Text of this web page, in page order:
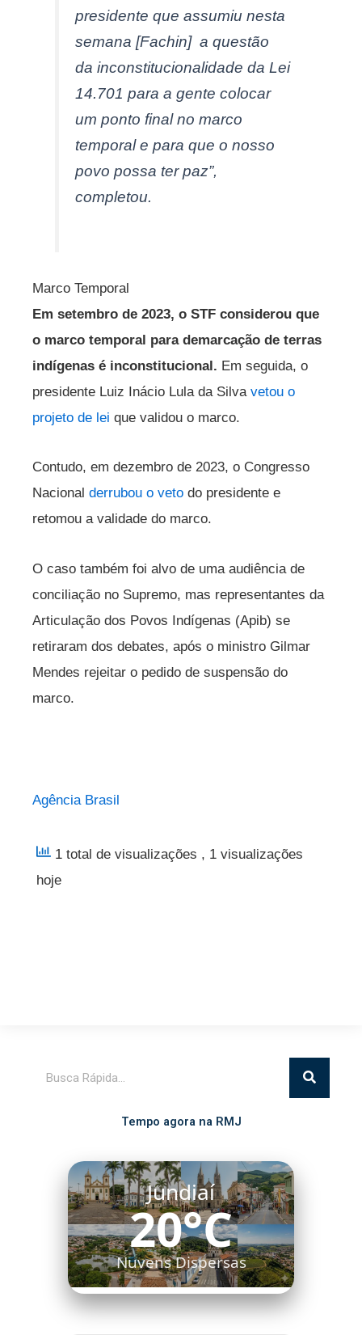
presidente que assumiu nesta
semana [Fachin] a questão
da inconstitucionalidade da Lei
14.701 para a gente colocar
um ponto final no marco
temporal e para que o nosso
povo possa ter paz”,
completou.
Marco Temporal
Em setembro de 2023, o STF considerou que
o marco temporal para demarcação de terras
indígenas é inconstitucional. Em seguida, o
presidente Luiz Inácio Lula da Silva vetou o
projeto de lei que validou o marco.
Contudo, em dezembro de 2023, o Congresso
Nacional derrubou o veto do presidente e
retomou a validade do marco.
O caso também foi alvo de uma audiência de
conciliação no Supremo, mas representantes da
Articulação dos Povos Indígenas (Apib) se
retiraram dos debates, após o ministro Gilmar
Mendes rejeitar o pedido de suspensão do
marco.
Agência Brasil
1 total de visualizações , 1 visualizações
hoje
Tempo agora na RMJ
Jundiaí
20°C
Nuvens Dispersas